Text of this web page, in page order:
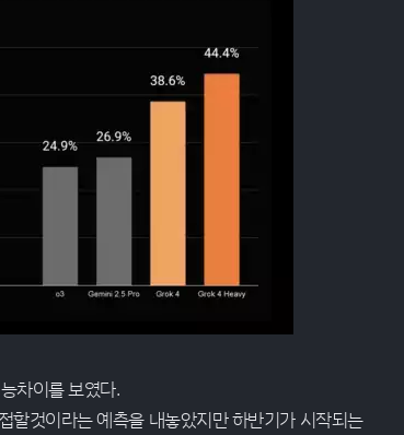
차이를 보였다.
것이라는 예측을 내놓았지만 하반기가 시작되는